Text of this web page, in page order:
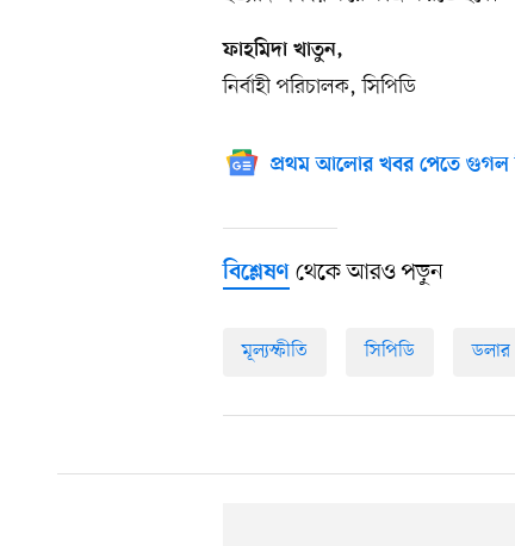
ফাহমিদা খাতুন,
নির্বাহী পরিচালক, সিপিডি
প্রথম আলোর খবর পেতে গুগল
বিশ্লেষণ থেকে আরও পড়ুন
মূল্যস্ফীতি সিপিডি ডলার